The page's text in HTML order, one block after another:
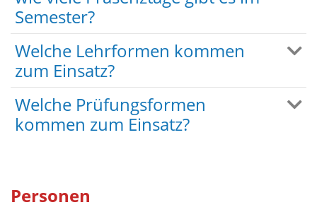
Semester?
Welche Lehrformen kommen
zum Einsatz?
Welche Prüfungsformen
kommen zum Einsatz?
Personen